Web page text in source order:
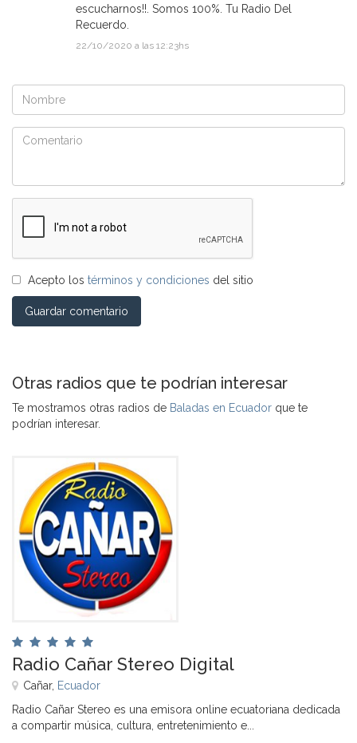
escucharnos!!. Somos 100%. Tu Radio Del
Recuerdo.
22/10/2020 a las 12:23hs
Acepto los términos y condiciones del sitio
Guardar comentario
Otras radios que te podrían interesar
Te mostramos otras radios de Baladas en Ecuador que te
podrían interesar.
Radio Cañar Stereo Digital
Cañar, Ecuador
Radio Cañar Stereo es una emisora online ecuatoriana dedicada
a compartir música, cultura, entretenimiento e...